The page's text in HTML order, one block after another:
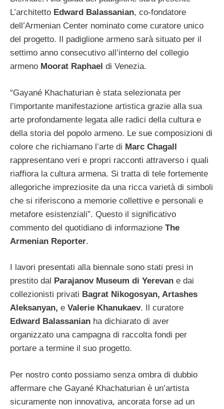
L’architetto Edward Balassanian, co-fondatore
dell’Armenian Center nominato come curatore unico
del progetto. Il padiglione armeno sarà situato per il
settimo anno consecutivo all’interno del collegio
armeno Moorat Raphael di Venezia.
“Gayané Khachaturian è stata selezionata per
l’importante manifestazione artistica grazie alla sua
arte profondamente legata alle radici della cultura e
della storia del popolo armeno. Le sue composizioni di
colore che richiamano l’arte di Marc Chagall
rappresentano veri e propri racconti attraverso i quali
riaffiora la cultura armena. Si tratta di tele fortemente
allegoriche impreziosite da una ricca varietà di simboli
che si riferiscono a memorie collettive e personali e
metafore esistenziali”. Questo il significativo
commento del quotidiano di informazione The
Armenian Reporter.
I lavori presentati alla biennale sono stati presi in
prestito dal Parajanov Museum di Yerevan e dai
collezionisti privati Bagrat Nikogosyan, Artashes
Aleksanyan, e Valerie Khanukaev. Il curatore
Edward Balassanian ha dichiarato di aver
organizzato una campagna di raccolta fondi per
portare a termine il suo progetto.
Per nostro conto possiamo senza ombra di dubbio
affermare che Gayané Khachaturian è un’artista
sicuramente non innovativa, ancorata forse ad un